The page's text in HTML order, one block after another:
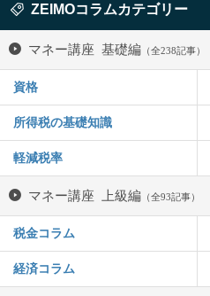
ZEIMOコラムカテゴリー
マネー講座 基礎編 （全238記事）
資格
所得税の基礎知識
軽減税率
マネー講座 上級編 （全93記事）
税金コラム
経済コラム